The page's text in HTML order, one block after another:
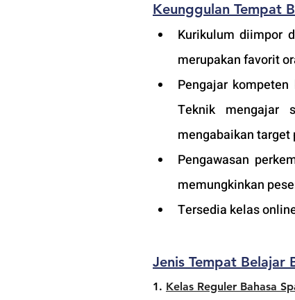
Keunggulan Tempat
Kurikulum diimpor
merupakan favorit
Pengajar
Teknik mengajar
mengabaikan
Pengawasan
memungkinkan
Tersedia kelas
Jenis Tempat Belajar
1. Kelas Reguler Bahasa